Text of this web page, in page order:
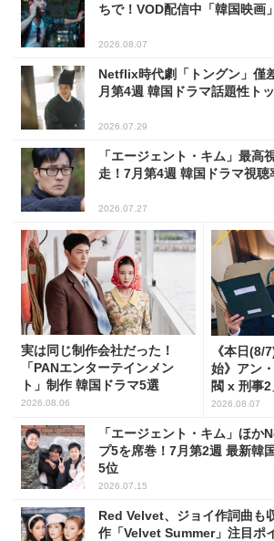
ちで！VOD配信中「韓国映画
2026.08.07
Netflix時代劇「トングン」僅
月第4週 韓国ドラマ話題性ト
2026.07.29
「エージェント・キム」最高
走！7月第4週 韓国ドラマ視聴
2026.07.27
実は同じ制作会社だった！
「PANエンターテインメン
ト」制作 韓国ドラマ5選
2026.08.06
《本日(8/
始》アン
閥 x 刑事
たFLEX捜
2026.08.07
「エージェント・キム」ほか
プ5を席巻！7月第2週 最新韓
5位
2026.07.15
Red Velvet、ジョイ作詞曲も
作「Velvet Summer」注目ポ